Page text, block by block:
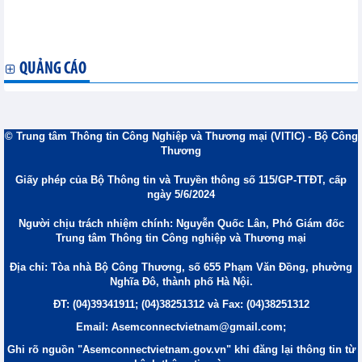
QUẢNG CÁO
© Trung tâm Thông tin Công Nghiệp và Thương mại (VITIC) - Bộ Công
Thương
Giấy phép của Bộ Thông tin và Truyền thông số 115/GP-TTĐT, cấp
ngày 5/6/2024
Người chịu trách nhiệm chính: Nguyễn Quốc Lân, Phó Giám đốc
Trung tâm Thông tin Công nghiệp và Thương mại
Địa chỉ: Tòa nhà Bộ Công Thương, số 655 Phạm Văn Đồng, phường
Nghĩa Đô, thành phố Hà Nội.
ĐT: (04)39341911; (04)38251312 và Fax: (04)38251312
Email: Asemconnectvietnam@gmail.com;
Ghi rõ nguồn "Asemconnectvietnam.gov.vn" khi đăng lại thông tin từ